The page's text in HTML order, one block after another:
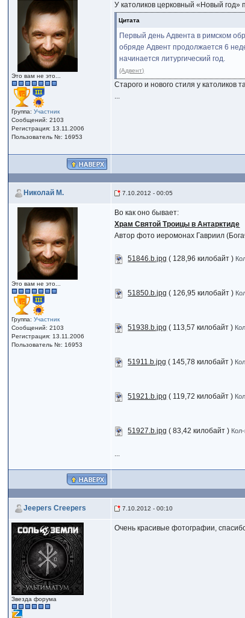
Это вам не это...
Группа:Участник
Сообщений: 2103
Регистрация: 13.11.2006
Пользователь №: 16953
У католиков церковный «Новый год»
Цитата
Первый день Адвента в римском
обряде Адвент продолжается 6
начинается литургический год.
(Адвент)
Старого и нового стиля у католиков
...
Николай М. 7.10.2012 - 00:05
Это вам не это...
Группа:Участник
Сообщений: 2103
Регистрация: 13.11.2006
Пользователь №: 16953
Во как оно бывает:
Храм Святой Троицы в Антарктиде
Автор фото иеромонах Гавриил
51846.b.jpg ( 128,96 килобайт )
51850.b.jpg ( 126,95 килобайт )
51938.b.jpg ( 113,57 килобайт )
51911.b.jpg ( 145,78 килобайт )
51921.b.jpg ( 119,72 килобайт )
51927.b.jpg ( 83,42 килобайт )
...
Jeepers Creepers 7.10.2012 - 00:10
Звезда форума
Очень красивые фотографии,